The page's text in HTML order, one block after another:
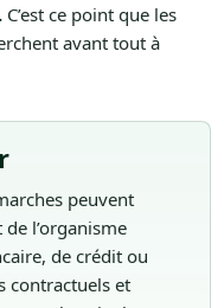
C’est ce point que les
avant tout à
peuvent
l’organisme
de crédit ou
contractuels et